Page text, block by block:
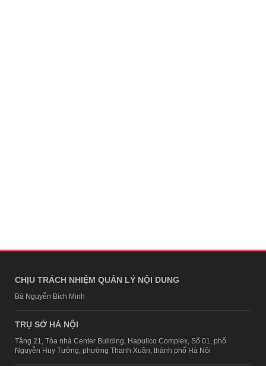
CHỊU TRÁCH NHIỆM QUẢN LÝ NỘI DUNG
Bà Nguyễn Bích Minh
TRỤ SỞ HÀ NỘI
Tầng 21, Tòa nhà Center Building, Hapulico Complex, Số 01, phố
Nguyễn Huy Tưởng, phường Thanh Xuân, thành phố Hà Nội